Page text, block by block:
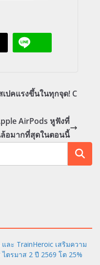
ปคแรงขึ้นในทุกจุด! C
AirPods หูฟังที่
อมากที่สุดในตอนนี้
ละ TrainHeroic เสริมความ
ตรมาส 2 ปี 2569 โต 25%